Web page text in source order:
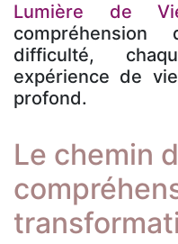
Lumière de
difficulté,
expérience de
profond.
Le chemin